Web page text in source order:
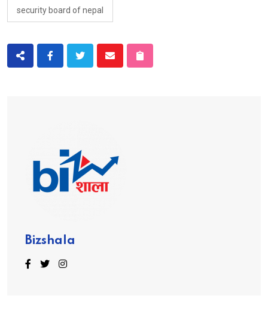
security board of nepal
Bizshala